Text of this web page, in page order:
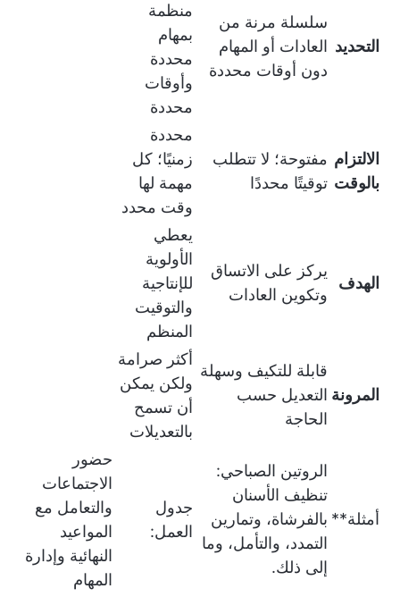
التحديد
سلسلة مرنة من
العادات أو المهام
دون أوقات محددة
منظمة
بمهام
محددة
وأوقات
محددة
الالتزام
بالوقت
مفتوحة؛ لا تتطلب
توقيتًا محددًا
محددة
زمنيًا؛ كل
مهمة لها
وقت محدد
الهدف
يركز على الاتساق
وتكوين العادات
يعطي
الأولوية
للإنتاجية
والتوقيت
المنظم
المرونة
قابلة للتكيف وسهلة
التعديل حسب
الحاجة
أكثر صرامة
ولكن يمكن
أن تسمح
بالتعديلات
أمثلة**
الروتين الصباحي:
تنظيف الأسنان
بالفرشاة، وتمارين
التمدد، والتأمل، وما
إلى ذلك.
جدول
العمل:
حضور
الاجتماعات
والتعامل مع
المواعيد
النهائية وإدارة
المهام